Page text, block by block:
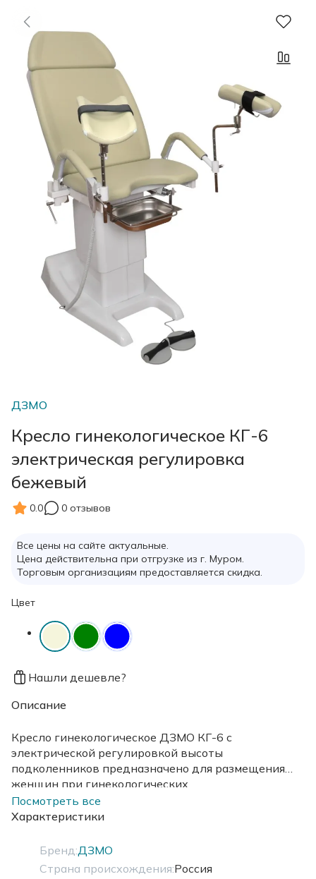
ДЗМО
Кресло гинекологическое КГ-6
электрическая регулировка
бежевый
0.0 0 отзывов
Все цены на сайте актуальные.
Цена действительна при отгрузке из г. Муром.
Торговым организациям предоставляется скидка.
Цвет
Нашли дешевле?
Описание
Кресло гинекологическое ДЗМО КГ-6 с
электрической регулировкой высоты
подколенников предназначено для размещения
женщин при гинекологических
обследованиях,проведении различных процедур,а
также при мелких хирургических вмешательствах.
Посмотреть все
Характеристики
Бренд:ДЗМО
Страна происхождения:Россия